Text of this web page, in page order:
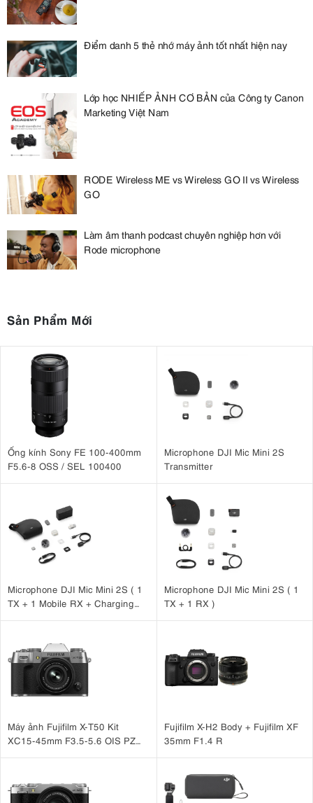
Điểm danh 5 thẻ nhớ máy ảnh tốt nhất hiện nay
Lớp học NHIẾP ẢNH CƠ BẢN của Công ty Canon
Marketing Việt Nam
RODE Wireless ME vs Wireless GO II vs Wireless
GO
Làm âm thanh podcast chuyên nghiệp hơn với
Rode microphone
Sản Phẩm Mới
Ống kính Sony FE 100-400mm
F5.6-8 OSS / SEL 100400
Microphone DJI Mic Mini 2S
Transmitter
Microphone DJI Mic Mini 2S ( 1
TX + 1 Mobile RX + Charging
Microphone DJI Mic Mini 2S ( 1
TX + 1 RX )
Máy ảnh Fujifilm X-T50 Kit
XC15-45mm F3.5-5.6 OIS PZ
Fujifilm X-H2 Body + Fujifilm XF
35mm F1.4 R